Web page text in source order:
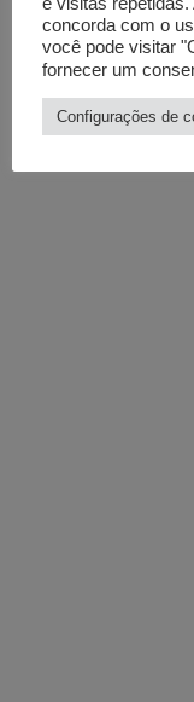
concorda com o
você pode visitar
fornecer um
Configurações de